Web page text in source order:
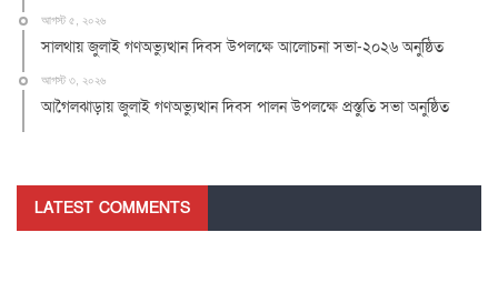
আগস্ট ৫, ২০২৬
সালথায় জুলাই গণঅভ্যুত্থান দিবস উপলক্ষে আলোচনা সভা-২০২৬ অনুষ্ঠিত
আগস্ট ৩, ২০২৬
আগৈলঝাড়ায় জুলাই গণঅভ্যুত্থান দিবস পালন উপলক্ষে প্রস্তুতি সভা অনুষ্ঠিত
LATEST COMMENTS